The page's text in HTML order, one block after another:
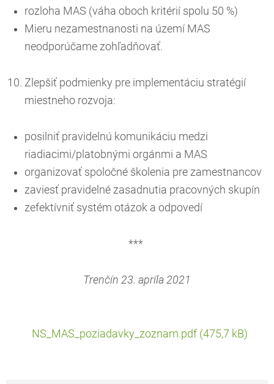
rozloha MAS (váha oboch kritérií spolu 50 %)
Mieru nezamestnanosti na území MAS
neodporúčame zohľadňovať.
Zlepšiť podmienky pre implementáciu stratégií
miestneho rozvoja:
posilniť pravidelnú komunikáciu medzi
riadiacimi/platobnými orgánmi a MAS
organizovať spoločné školenia pre zamestnancov
zaviesť pravidelné zasadnutia pracovných skupín
zefektívniť systém otázok a odpovedí
***
Trenčín 23. apríla 2021
NS_MAS_poziadavky_zoznam.pdf (475,7 kB)